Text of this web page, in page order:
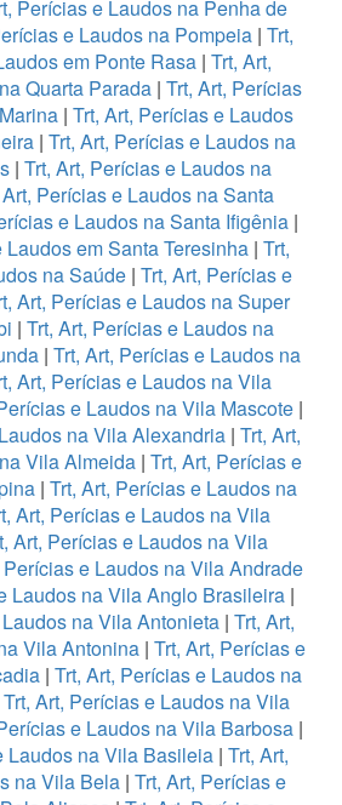
Perícias e Laudos na Penha de
e Laudos na Pompeia| Trt,
em Ponte Rasa | Trt, Art,
Quarta Parada | Trt, Art, Perícias
| Trt, Art, Perícias e Laudos
| Trt, Art, Perícias e Laudos na
| Trt, Art, Perícias e Laudos na
Perícias e Laudos na Santa
e Laudos na Santa Ifigênia |
Laudos em Santa Teresinha | Trt,
na Saúde | Trt, Art, Perícias e
Art, Perícias e Laudos na Super
| Trt, Art, Perícias e Laudos na
| Trt, Art, Perícias e Laudos na
Art, Perícias e Laudos na Vila
e Laudos na Vila Mascote |
na Vila Alexandria| Trt, Art,
Vila Almeida | Trt, Art, Perícias e
| Trt, Art, Perícias e Laudos na
Art, Perícias e Laudos na Vila
Art, Perícias e Laudos na Vila
Perícias e Laudos na Vila Andrade
Laudos na Vila Anglo Brasileira |
na Vila Antonieta | Trt, Art,
Vila Antonina| Trt, Art, Perícias e
| Trt, Art, Perícias e Laudos na
Trt, Art, Perícias e Laudos na Vila
e Laudos na Vila Barbosa|
Laudos na Vila Basileia | Trt, Art,
na Vila Bela | Trt, Art, Perícias e